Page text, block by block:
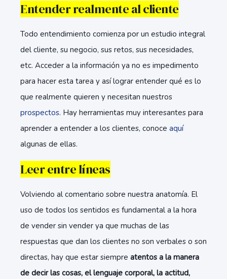
Entender realmente al cliente
Todo entendimiento comienza por un estudio integral
del cliente, su negocio, sus retos, sus necesidades,
etc. Acceder a la información ya no es impedimento
para hacer esta tarea y así lograr entender qué es lo
que realmente quieren y necesitan nuestros
prospectos. Hay herramientas muy interesantes para
aprender a entender a los clientes, conoce aquí
algunas de ellas.
Leer entre líneas
Volviendo al comentario sobre nuestra anatomía. El
uso de todos los sentidos es fundamental a la hora
de vender sin vender ya que muchas de las
respuestas que dan los clientes no son verbales o son
directas, hay que estar siempre atentos a la manera
de decir las cosas, el lenguaje corporal, la actitud,